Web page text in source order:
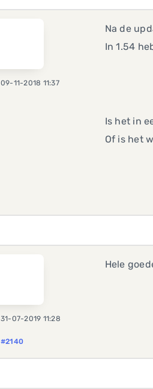
09-11-2018 11:37
Na de
In 1.54
Is het in
Of is het
31-07-2019 11:28
#2140
Hele